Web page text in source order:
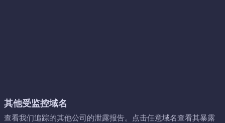
其他受监控域名
查看我们追踪的其他公司的泄露报告。点击任意域名查看其暴露